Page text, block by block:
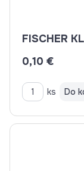
FISCHER
0,10 €
ks Do